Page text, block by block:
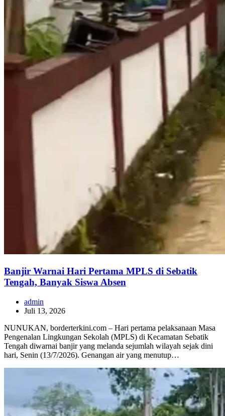
Banjir Warnai Hari Pertama MPLS di Sebatik
Tengah, Banyak Siswa Absen
admin
Juli 13, 2026
NUNUKAN, borderterkini.com – Hari pertama pelaksanaan Masa
Pengenalan Lingkungan Sekolah (MPLS) di Kecamatan Sebatik
Tengah diwarnai banjir yang melanda sejumlah wilayah sejak dini
hari, Senin (13/7/2026). Genangan air yang menutup…